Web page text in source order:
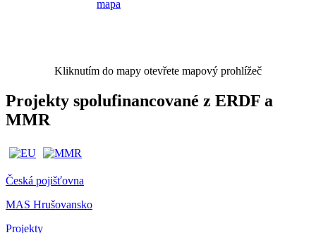
Kliknutím do mapy otevřete mapový prohlížeč
Projekty spolufinancované z ERDF a
MMR
Česká pojišťovna
MAS Hrušovansko
Projekty